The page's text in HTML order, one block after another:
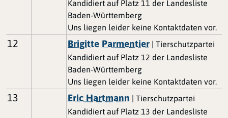
Kandidiert auf Platz 11 der Landesliste
Baden-Württemberg
Uns liegen leider keine Kontaktdaten vor.
12 Brigitte Parmentier | Tierschutzpartei
Kandidiert auf Platz 12 der Landesliste
Baden-Württemberg
Uns liegen leider keine Kontaktdaten vor.
13 Eric Hartmann | Tierschutzpartei
Kandidiert auf Platz 13 der Landesliste